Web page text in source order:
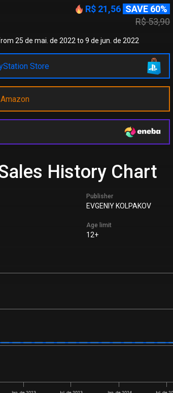
R$ 21,56 SAVE 60%
R$ 53,90
25 de mai. de 2022 to 9 de jun. de 2022
Store
History Chart
Publisher
EVGENIY KOLPAKOV
Age limit
12+